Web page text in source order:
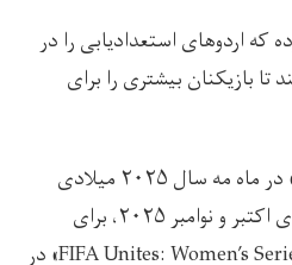
که اردوهای استعدادیابی را در
بازیکنان بیشتری را برای
تیم فوتبال «زنان متحد افغان» در ماه مه سال ۲۰۲۵ میلادی
تاسیس شد. این تیم در ماه‌های اکتبر و نوامبر ۲۰۲۵، برای
نخستین بار در رقابت‌های «FIFA Unites: Women’s Series» در